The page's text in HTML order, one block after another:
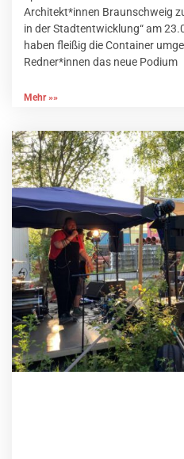
Architekt*innen Braunschweig
in der Stadtentwicklung“ am
haben fleißig die Container
Redner*innen das neue Podium
Mehr »»